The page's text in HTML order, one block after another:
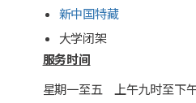
新中国特藏
大学闭架
服务时间
星期一至五 上午九时至下